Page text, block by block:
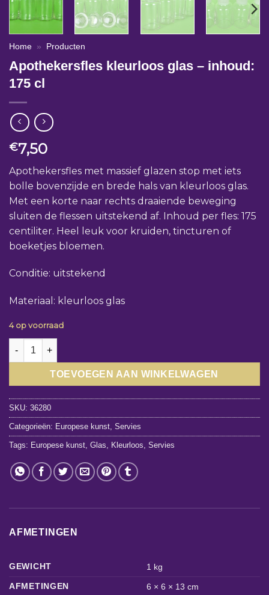
Home » Producten
Apothekersfles kleurloos glas – inhoud:
175 cl
€7,50
Apothekersfles met massief glazen stop met iets
bolle bovenzijde en brede hals van kleurloos glas.
Met een korte naar rechts draaiende beweging
sluiten de flessen uitstekend af. Inhoud per fles: 175
centiliter. Heel leuk voor kruiden, tincturen of
boeketjes bloemen.
Conditie: uitstekend
Materiaal: kleurloos glas
4 op voorraad
Apothekersfles kleurloos glas - inhoud: 175 cl aantal
TOEVOEGEN AAN WINKELWAGEN
SKU: 36280
Categorieën: Europese kunst Servies
Tags: Europese kunst Glas Kleurloos Servies
AFMETINGEN
GEWICHT
1 kg
AFMETINGEN
6 × 6 × 13 cm